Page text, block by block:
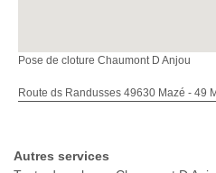
Pose de cloture Chaumont D Anjou
Route ds Randusses 49630 Mazé - 49
Autres services